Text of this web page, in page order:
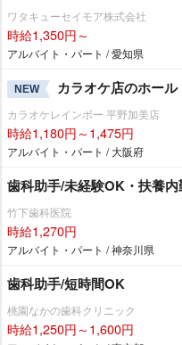
ワタキューセイモア株式会社
時給1,350円～
アルバイト・パート / 愛知県
NEW カラオケ店のホー
カラオケレインボー 平野加美店
時給1,180円～1,475円
アルバイト・パート / 大阪府
歯科助手/未経験OK・扶養
竹下歯科医院
時給1,270円
アルバイト・パート / 神奈川県
歯科助手/短時間OK
桃園なかの歯科クリニック
時給1,250円～1,600円